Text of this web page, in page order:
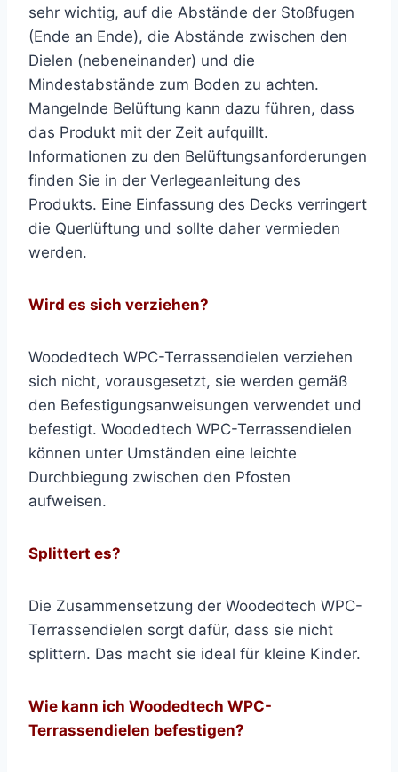
sehr wichtig, auf die Abstände der Stoßfugen
(Ende an Ende), die Abstände zwischen den
Dielen (nebeneinander) und die
Mindestabstände zum Boden zu achten.
Mangelnde Belüftung kann dazu führen, dass
das Produkt mit der Zeit aufquillt.
Informationen zu den Belüftungsanforderungen
finden Sie in der Verlegeanleitung des
Produkts. Eine Einfassung des Decks verringert
die Querlüftung und sollte daher vermieden
werden.
Wird es sich verziehen?
Woodedtech WPC-Terrassendielen verziehen
sich nicht, vorausgesetzt, sie werden gemäß
den Befestigungsanweisungen verwendet und
befestigt. Woodedtech WPC-Terrassendielen
können unter Umständen eine leichte
Durchbiegung zwischen den Pfosten
aufweisen.
Splittert es?
Die Zusammensetzung der Woodedtech WPC-
Terrassendielen sorgt dafür, dass sie nicht
splittern. Das macht sie ideal für kleine Kinder.
Wie kann ich Woodedtech WPC-
Terrassendielen befestigen?